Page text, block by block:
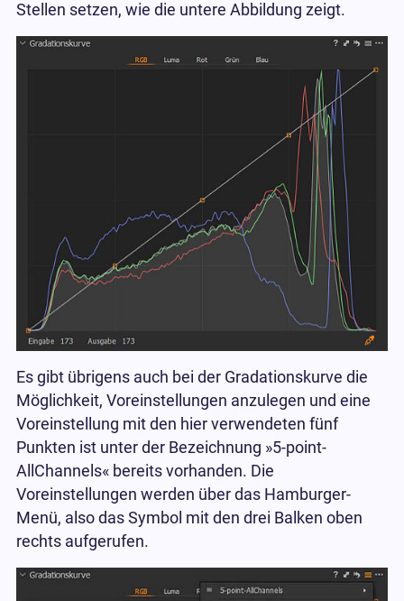
Stellen setzen, wie die untere Abbildung zeigt.
Es gibt übrigens auch bei der Gradationskurve die
Möglichkeit, Voreinstellungen anzulegen und eine
Voreinstellung mit den hier verwendeten fünf
Punkten ist unter der Bezeichnung »5-point-
AllChannels« bereits vorhanden. Die
Voreinstellungen werden über das Hamburger-
Menü, also das Symbol mit den drei Balken oben
rechts aufgerufen.